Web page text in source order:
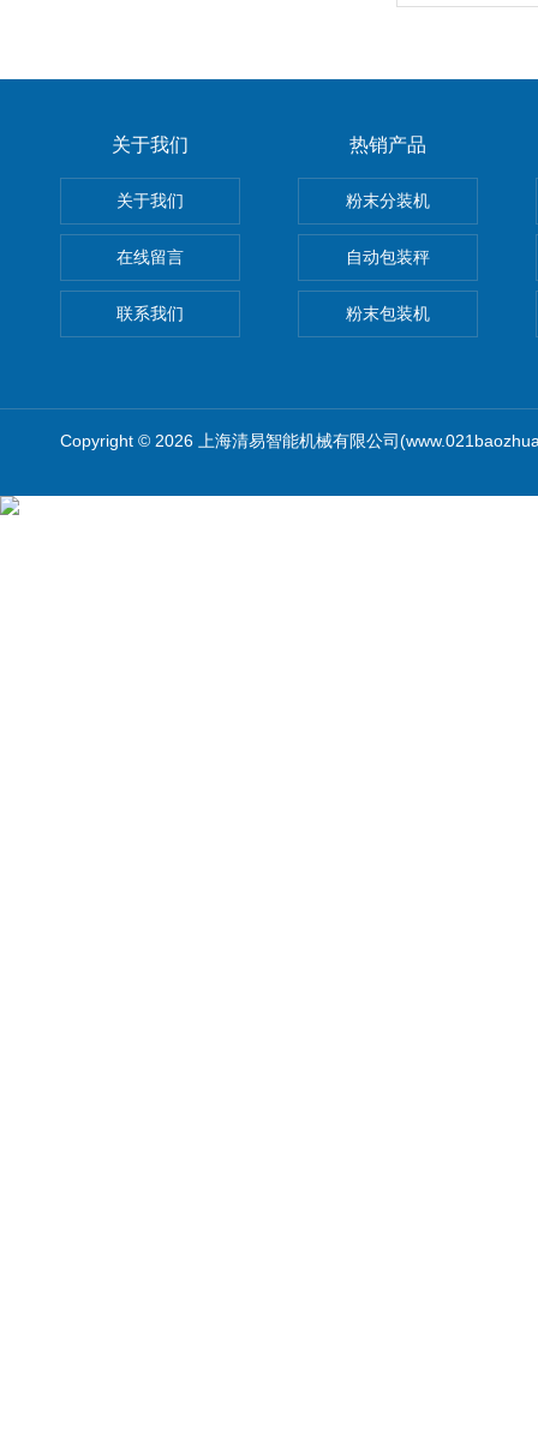
关于我们
关于我们
在线留言
联系我们
热销产品
粉末分装机
自动包装秤
粉末包装机
Copyright © 2026 上海清易智能机械有限公司